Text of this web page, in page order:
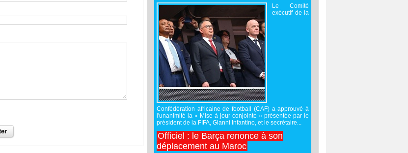
Le Comité
exécutif de la
Confédération africaine de football (CAF) a approuvé à
l'unanimité la « Mise à jour conjointe » présentée par le
président de la FIFA, Gianni Infantino, et le secrétaire...
Officiel : le Barça renonce à son
déplacement au Maroc